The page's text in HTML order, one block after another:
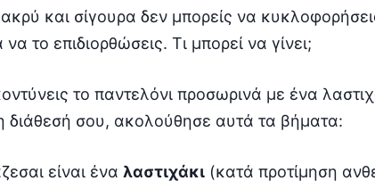
και σίγουρα δεν μπορείς να
το επιδιορθώσεις. Τι μπορεί να γίνει;
το παντελόνι προσωρινά με ένα
διάθεσή σου, ακολούθησε αυτά τα βήματα:
είναι ένα λαστιχάκι(κατά προτίμηση